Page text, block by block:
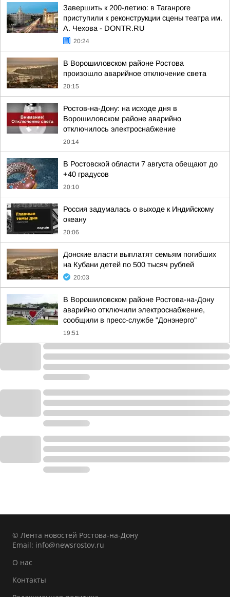
Завершить к 200-летию: в Таганроге
приступили к реконструкции сцены театра им.
А. Чехова - DONTR.RU
20:24
В Ворошиловском районе Ростова
произошло аварийное отключение света
20:15
Ростов-на-Дону: на исходе дня в
Ворошиловском районе аварийно
отключилось электроснабжение
20:14
В Ростовской области 7 августа обещают до
+40 градусов
20:10
Россия задумалась о выходе к Индийскому
океану
20:06
Донские власти выплатят семьям погибших
на Кубани детей по 500 тысяч рублей
20:03
В Ворошиловском районе Ростова-на-Дону
аварийно отключили электроснабжение,
сообщили в пресс-службе "Донэнерго"
19:51
© Лента новостей Ростова-на-Дону
Email: info@newsrostov.ru
О нас
Контакты